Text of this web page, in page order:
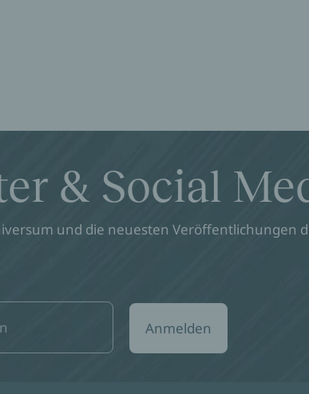
& Social
und die neuesten Veröffentlichungen
Anmelden